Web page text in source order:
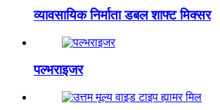
व्यावसायिक निर्माता डबल शाफ्ट मिक्सर
पल्भराइजर